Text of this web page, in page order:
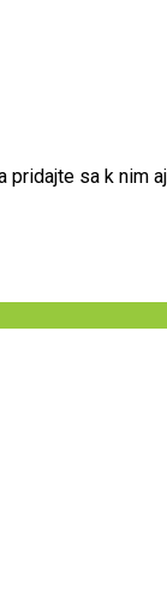
pridajte sa k nim aj